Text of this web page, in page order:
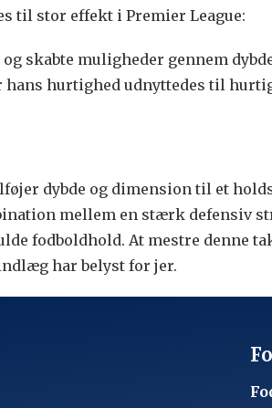
til stor effekt i Premier League:
skabte muligheder gennem
hans hurtighed udnyttedes til
dybde og dimension til et
mellem en stærk defensiv
fodboldhold. At mestre
har belyst for jer.